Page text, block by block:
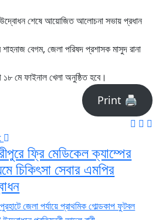
উদ্বোধন শেষে আয়োজিত আলোচনা সভায় প্রধান
বেগম, জেলা পরিষদ প্রশাসক মাসুদ রানা
১৮ মে ফাইনাল খেলা অনুষ্ঠিত হবে।
Print 🖨
ফ্রি মেডিকেল ক্যাম্পের
চিকিৎসা সেবার এমপির